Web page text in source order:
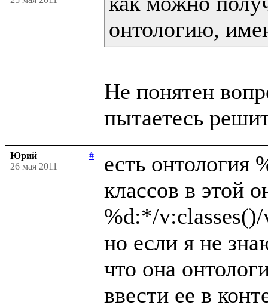
онтологию,
Не понятен
Юрий
#
26 мая 2011
есть онтология
классов в этой
%d:*/
но если я не
что она
ввести ее в